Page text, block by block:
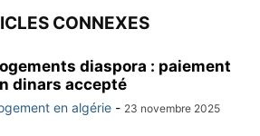
CONNEXES
diaspora : paiement
dinars accepté
en algérie - 23 novembre 2025